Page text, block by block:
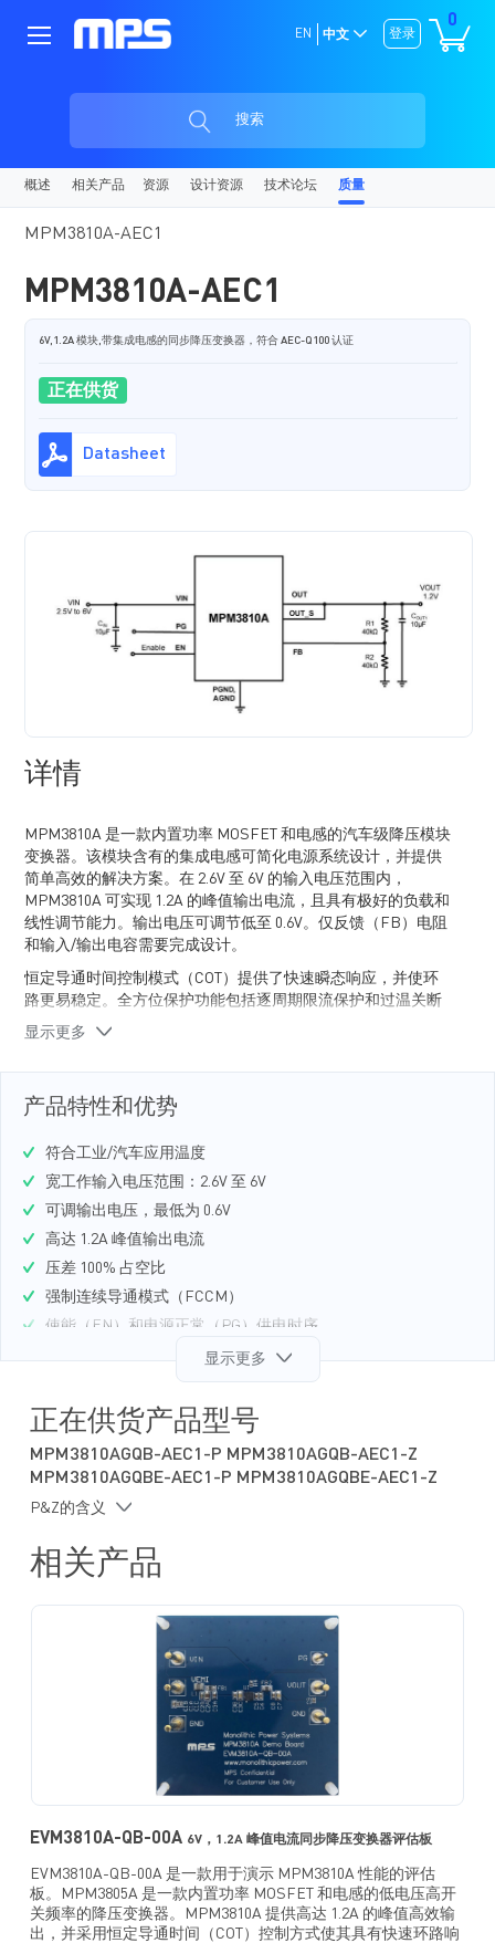
0
登录
EN 中文
搜索
概述 相关产品 资源 设计资源 技术论坛 质量
MPM3810A-AEC1
MPM3810A-AEC1
6V,1.2A 模块,带集成电感的同步降压变换器，符合 AEC-Q100 认证
正在供货
Datasheet
详情
MPM3810A 是一款内置功率 MOSFET 和电感的汽车级降压模块
变换器。该模块含有的集成电感可简化电源系统设计，并提供
简单高效的解决方案。在 2.6V 至 6V 的输入电压范围内，
MPM3810A 可实现 1.2A 的峰值输出电流，且具有极好的负载和
线性调节能力。输出电压可调节低至 0.6V。仅反馈（FB）电阻
和输入/输出电容需要完成设计。
恒定导通时间控制模式（COT）提供了快速瞬态响应，并使环
路更易稳定。全方位保护功能包括逐周期限流保护和过温关断
保护。
MPM3810A 采用小尺寸表面贴装的 QFN-
显示更多
产品特性和优势
符合工业/汽车应用温度
宽工作输入电压范围：2.6V 至 6V
可调输出电压，最低为 0.6V
高达 1.2A 峰值输出电流
压差 100% 占空比
强制连续导通模式（FCCM）
使能（EN）和电源正常（PG）供电时序
逐周期过流保护（OCP）
带打嗝保护模式的短路保护（SCP）
仅需 4 个外部元器件:陶瓷电容和反馈 Divider 电阻
总方案尺寸：6mmx3.8mm
符合 AEC-Q100 认证
显示更多
正在供货产品型号
MPM3810AGQB-AEC1-P MPM3810AGQB-AEC1-Z
MPM3810AGQBE-AEC1-P MPM3810AGQBE-AEC1-Z
P&Z的含义
相关产品
EVM3810A-QB-00A 6V，1.2A 峰值电流同步降压变换器评估板
EVM3810A-QB-00A 是一款用于演示 MPM3810A 性能的评估
板。MPM3805A 是一款内置功率 MOSFET 和电感的低电压高开
关频率的降压变换器。MPM3810A 提供高达 1.2A 的峰值高效输
出，并采用恒定导通时间（COT）控制方式使其具有快速环路响